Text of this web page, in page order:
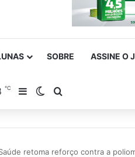
SOBRE ASSINE O
℃ Barra Lateral
Switch skin
retoma reforço contra a